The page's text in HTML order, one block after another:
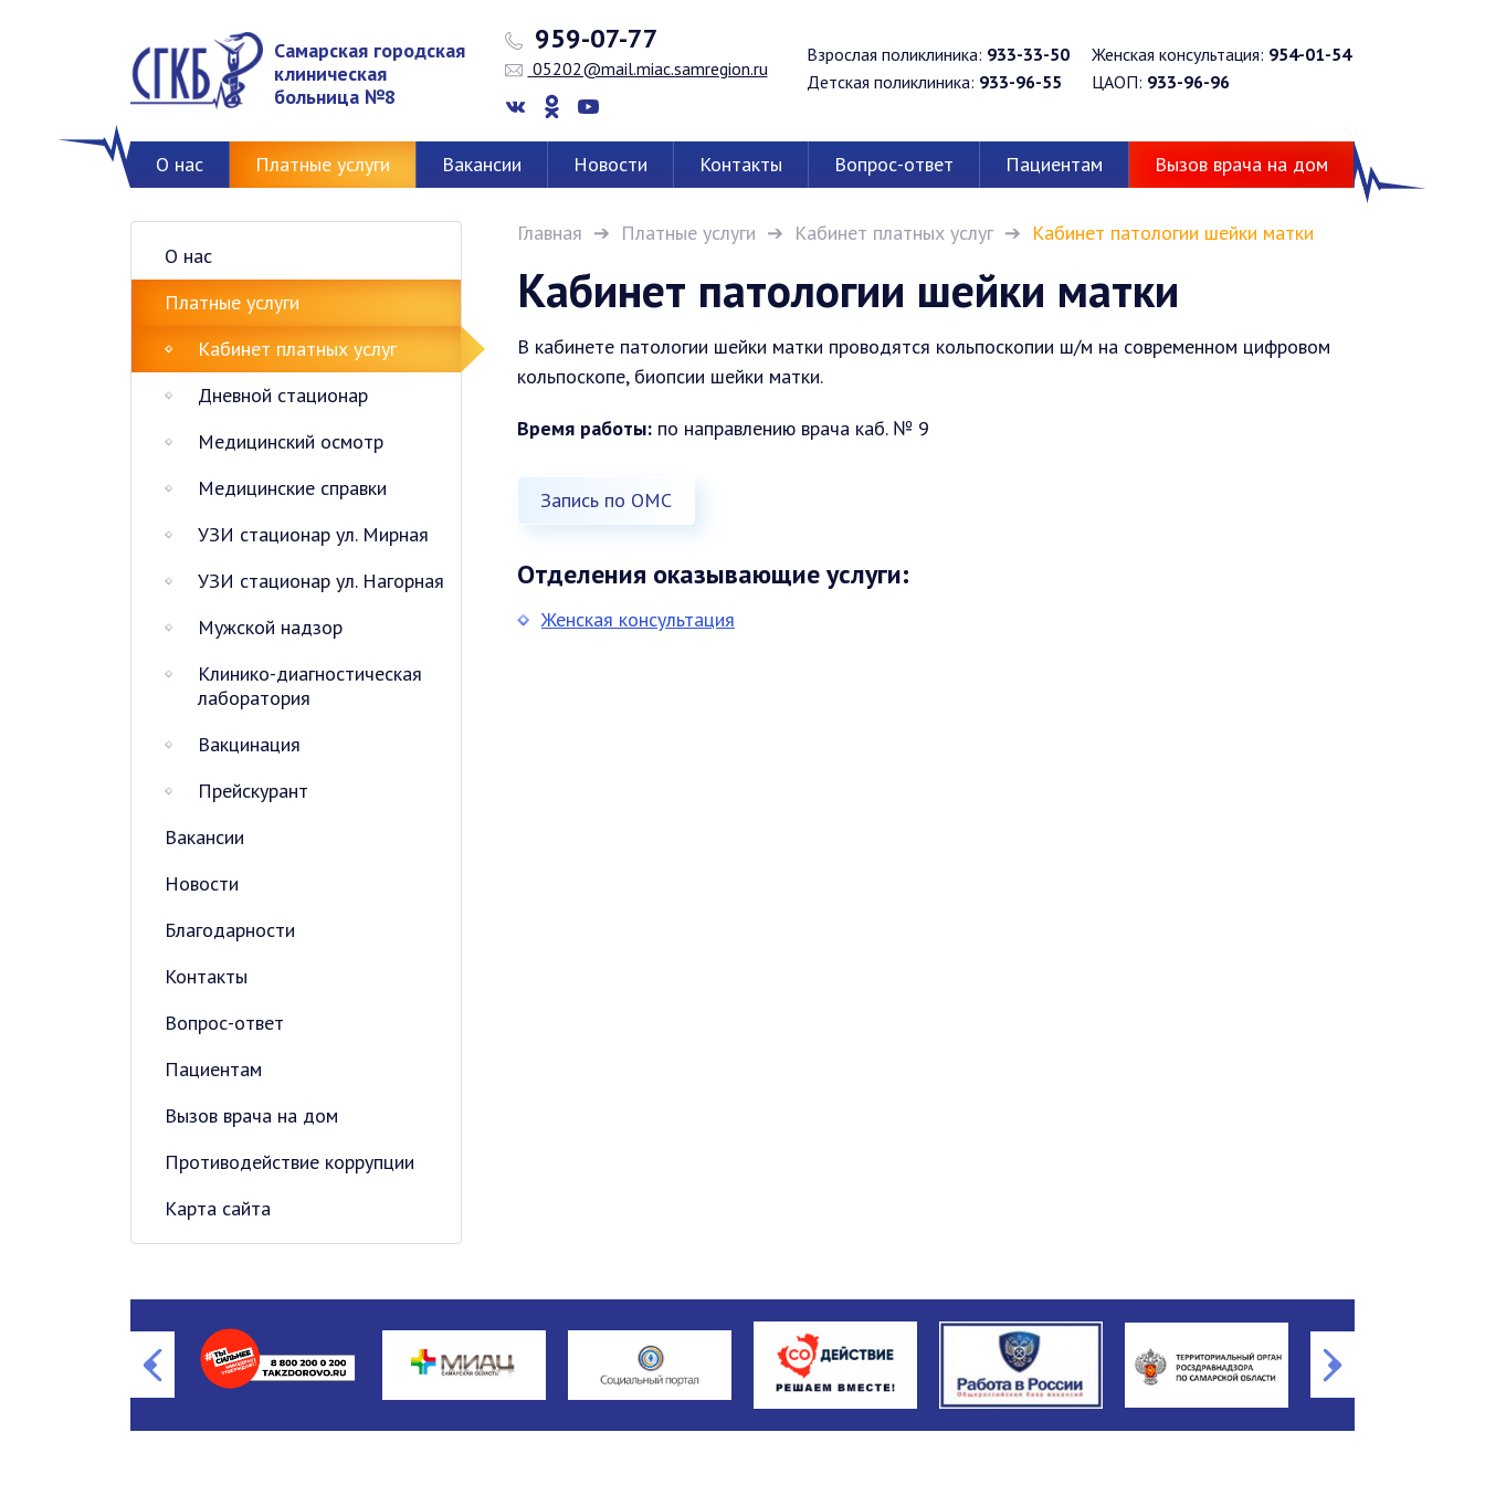
Самарская городская
клиническая
больница №8
959-07-77
05202@mail.miac.samregion.ru
Взрослая поликлиника: 933-33-50
Детская поликлиника: 933-96-55
Женская консультация: 954-01-54
ЦАОП: 933-96-96
О нас Платные услуги Вакансии Новости Контакты Вопрос-ответ Пациентам Вызов врача на дом
О нас
Платные услуги
Кабинет платных услуг
Дневной стационар
Медицинский осмотр
Медицинские справки
УЗИ стационар ул. Мирная
УЗИ стационар ул. Нагорная
Мужской надзор
Клинико-диагностическая
лаборатория
Вакцинация
Прейскурант
Вакансии
Новости
Благодарности
Контакты
Вопрос-ответ
Пациентам
Вызов врача на дом
Противодействие коррупции
Карта сайта
Главная Платные услуги Кабинет платных услуг Кабинет патологии шейки матки
Кабинет патологии шейки матки
В кабинете патологии шейки матки проводятся кольпоскопии ш/м на современном цифровом
кольпоскопе, биопсии шейки матки.
Время работы: по направлению врача каб. № 9
Запись по ОМС
Отделения оказывающие услуги:
Женская консультация